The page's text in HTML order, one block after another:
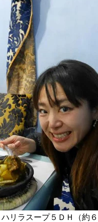
リラスープ５ＤＨ（約６